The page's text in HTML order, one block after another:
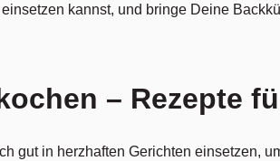
kannst, und bringe Deine
– Rezepte
gut in herzhaften Gerichten einsetzen,